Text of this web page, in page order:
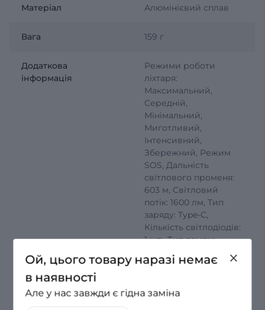
Матеріал Алюмінієвий сплав
Вага 159 г
Додаткова
інформація
Режими роботи
ліхтаря:
Максимальний,
Середній,
Мінімальний,
Миготливий,
Інтенсивний,
Збережний, Режим
SOS, Дальність
світлового променя:
603 м, Світловий
потік: 1600 лм, Тип
заряду: Type-C,
Кількість світлодіодів:
1 шт., Тип лампи:
Світлодіодна, Час
роботи: 200 година,
Акумулятор, Довжина:
Ой, цього товару наразі немає
в наявності
Але у нас завжди є гідна заміна